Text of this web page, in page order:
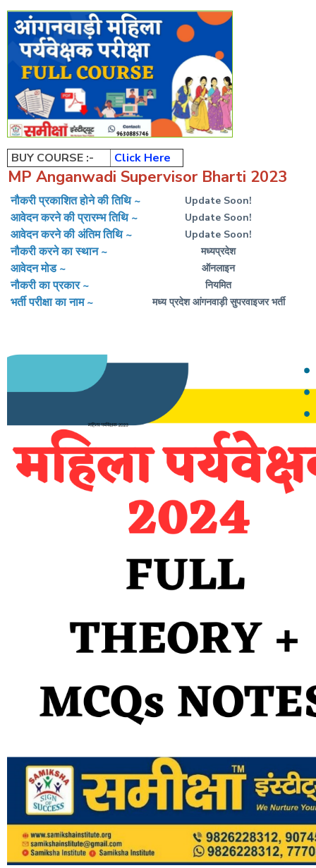
BUY COURSE :- Click Here
MP Anganwadi Supervisor Bharti 2023
नौकरी प्रकाशित होने की तिथि ~ Update Soon!
आवेदन करने की प्रारम्भ तिथि ~ Update Soon!
आवेदन करने की अंतिम तिथि ~ Update Soon!
नौकरी करने का स्थान ~ मध्यप्रदेश
आवेदन मोड ~ ऑनलाइन
नौकरी का प्रकार ~ नियमित
भर्ती परीक्षा का नाम ~ मध्य प्रदेश आंगनवाड़ी सुपरवाइजर भर्ती